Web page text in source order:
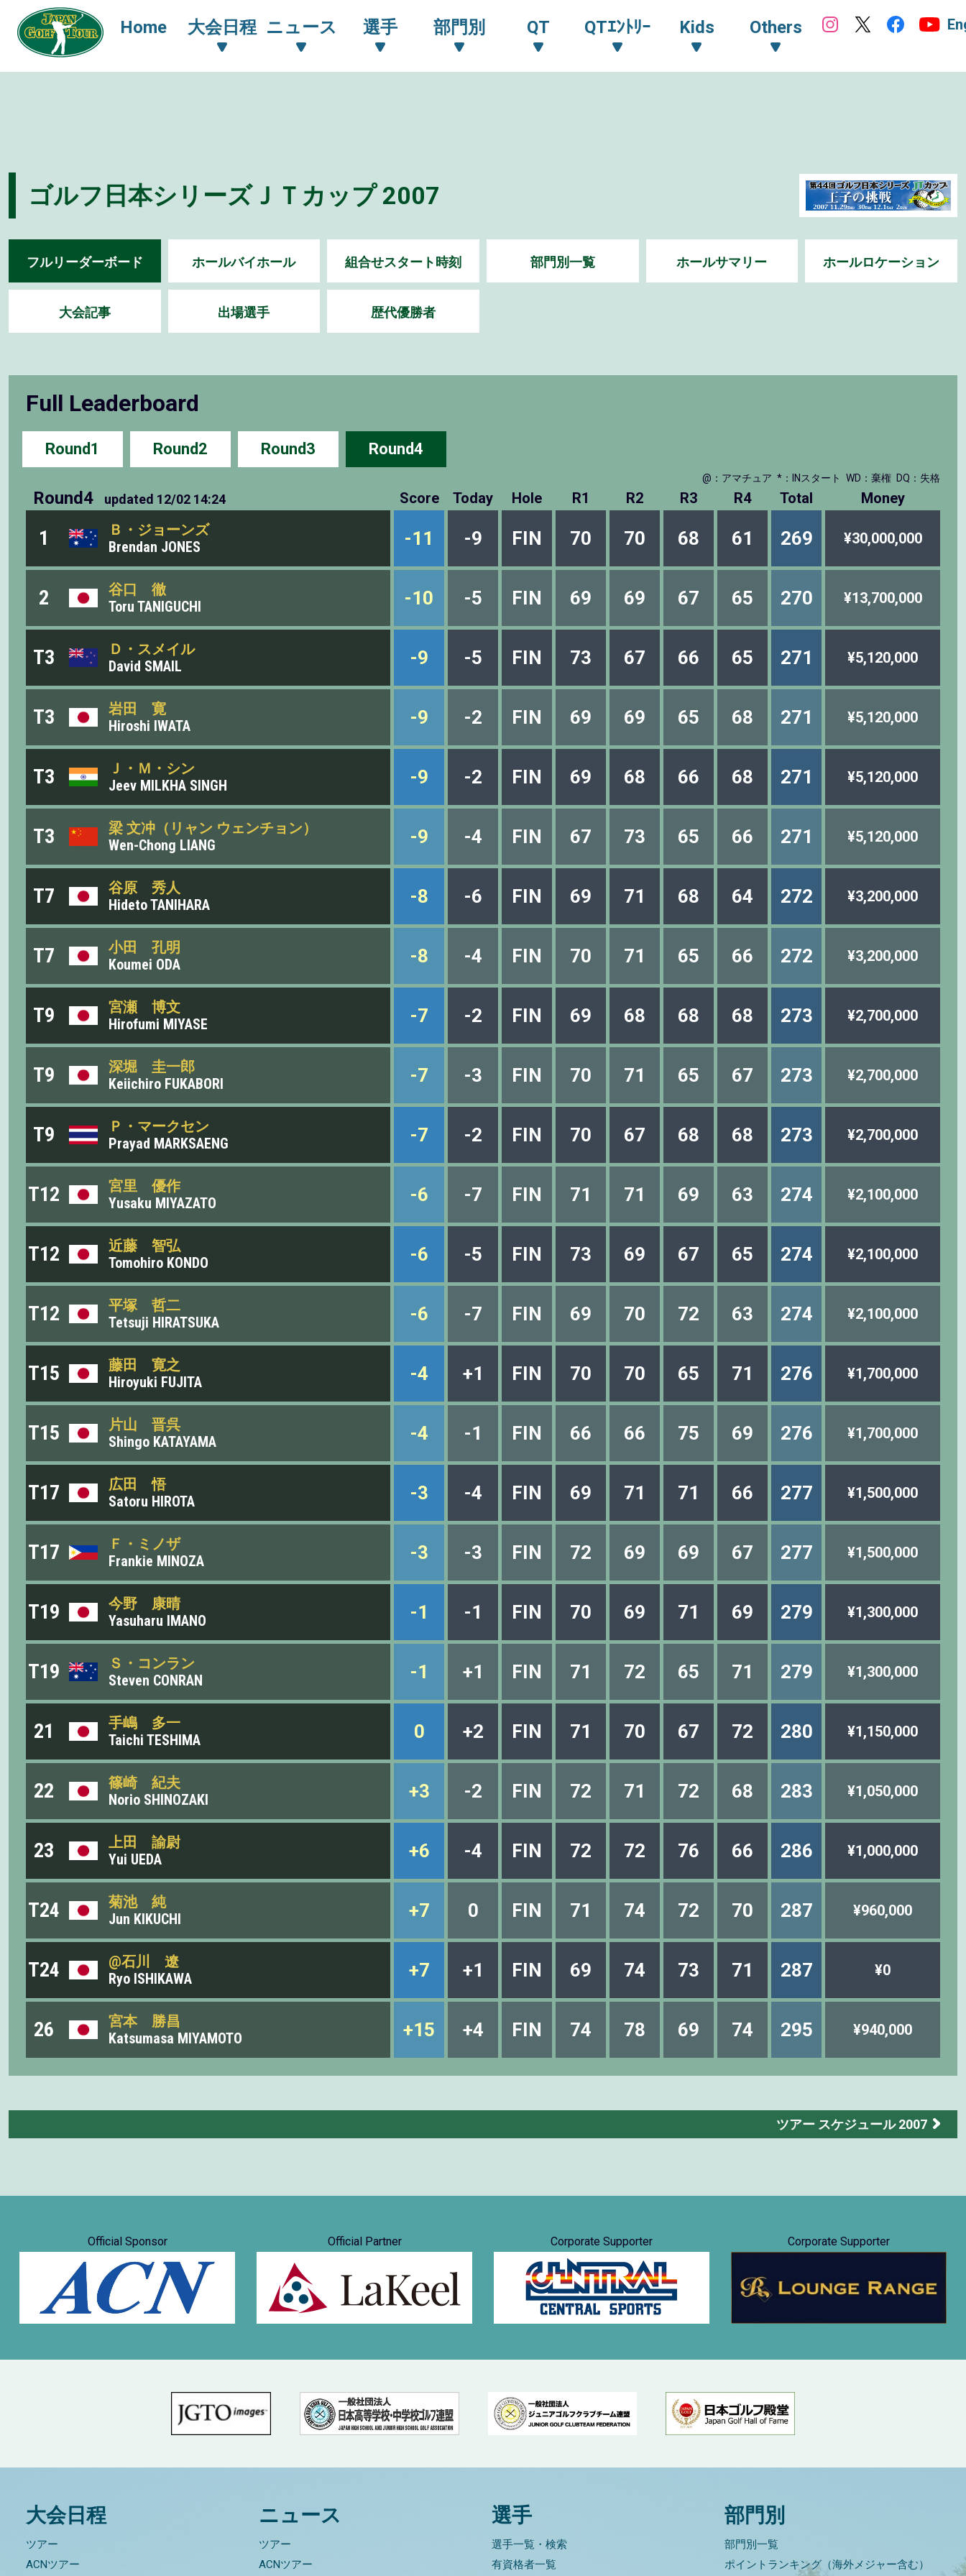
Home 大会日程 ニュース 選手 部門別 QT QTｴﾝﾄﾘｰ Kids Others
ゴルフ日本シリーズＪＴカップ 2007
フルリーダーボード ホールバイホール 組合せスタート時刻 部門別一覧 ホールサマリー ホールロケーション
大会記事 出場選手 歴代優勝者
Full Leaderboard
Round1 Round2 Round3 Round4
@：アマチュア *：INスタート WD：棄権 DQ：失格
Round4 updated 12/02 14:24 Score Today Hole R1 R2 R3 R4 Total Money
1
Ｂ・ジョーンズ
Brendan JONES
-11 -9 FIN 70 70 68 61 269 ¥30,000,000
2
谷口 徹
Toru TANIGUCHI
-10 -5 FIN 69 69 67 65 270 ¥13,700,000
T3
Ｄ・スメイル
David SMAIL
-9 -5 FIN 73 67 66 65 271 ¥5,120,000
T3
岩田 寛
Hiroshi IWATA
-9 -2 FIN 69 69 65 68 271 ¥5,120,000
T3
Ｊ・Ｍ・シン
Jeev MILKHA SINGH
-9 -2 FIN 69 68 66 68 271 ¥5,120,000
T3
梁 文冲（リャン ウェンチョン）
Wen-Chong LIANG
-9 -4 FIN 67 73 65 66 271 ¥5,120,000
T7
谷原 秀人
Hideto TANIHARA
-8 -6 FIN 69 71 68 64 272 ¥3,200,000
T7
小田 孔明
Koumei ODA
-8 -4 FIN 70 71 65 66 272 ¥3,200,000
T9
宮瀬 博文
Hirofumi MIYASE
-7 -2 FIN 69 68 68 68 273 ¥2,700,000
T9
深堀 圭一郎
Keiichiro FUKABORI
-7 -3 FIN 70 71 65 67 273 ¥2,700,000
T9
Ｐ・マークセン
Prayad MARKSAENG
-7 -2 FIN 70 67 68 68 273 ¥2,700,000
T12
宮里 優作
Yusaku MIYAZATO
-6 -7 FIN 71 71 69 63 274 ¥2,100,000
T12
近藤 智弘
Tomohiro KONDO
-6 -5 FIN 73 69 67 65 274 ¥2,100,000
T12
平塚 哲二
Tetsuji HIRATSUKA
-6 -7 FIN 69 70 72 63 274 ¥2,100,000
T15
藤田 寛之
Hiroyuki FUJITA
-4 +1 FIN 70 70 65 71 276 ¥1,700,000
T15
片山 晋呉
Shingo KATAYAMA
-4 -1 FIN 66 66 75 69 276 ¥1,700,000
T17
広田 悟
Satoru HIROTA
-3 -4 FIN 69 71 71 66 277 ¥1,500,000
T17
Ｆ・ミノザ
Frankie MINOZA
-3 -3 FIN 72 69 69 67 277 ¥1,500,000
T19
今野 康晴
Yasuharu IMANO
-1 -1 FIN 70 69 71 69 279 ¥1,300,000
T19
Ｓ・コンラン
Steven CONRAN
-1 +1 FIN 71 72 65 71 279 ¥1,300,000
21
手嶋 多一
Taichi TESHIMA
0 +2 FIN 71 70 67 72 280 ¥1,150,000
22
篠崎 紀夫
Norio SHINOZAKI
+3 -2 FIN 72 71 72 68 283 ¥1,050,000
23
上田 諭尉
Yui UEDA
+6 -4 FIN 72 72 76 66 286 ¥1,000,000
T24
菊池 純
Jun KIKUCHI
+7 0 FIN 71 74 72 70 287 ¥960,000
T24
@石川 遼
Ryo ISHIKAWA
+7 +1 FIN 69 74 73 71 287 ¥0
26
宮本 勝昌
Katsumasa MIYAMOTO
+15 +4 FIN 74 78 69 74 295 ¥940,000
ツアー スケジュール 2007
Official Sponsor Official Partner Corporate Supporter Corporate Supporter
大会日程
ツアー
ACNツアー
ニュース
ツアー
ACNツアー
選手
選手一覧・検索
有資格者一覧
部門別
部門別一覧
ポイントランキング（海外メジャー含む）